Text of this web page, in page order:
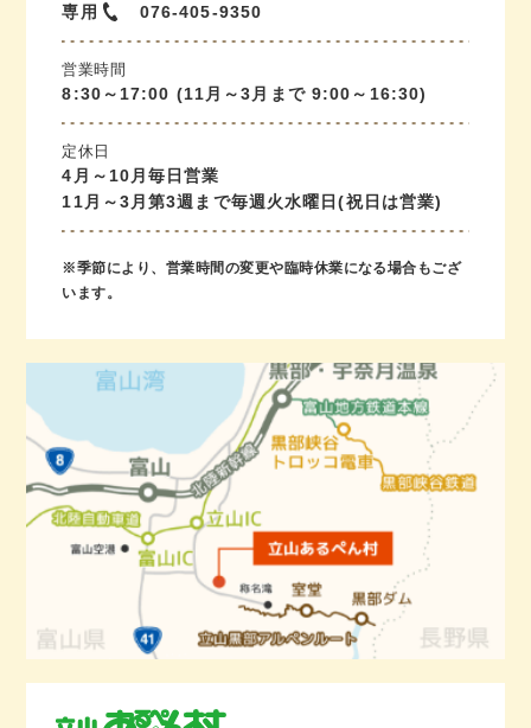
専用 076-405-9350
営業時間
8:30～17:00 (11月～3月まで 9:00～16:30)
定休日
4月～10月毎日営業
11月～3月第3週まで毎週火水曜日(祝日は営業)
※季節により、営業時間の変更や臨時休業になる場合もござ
います。